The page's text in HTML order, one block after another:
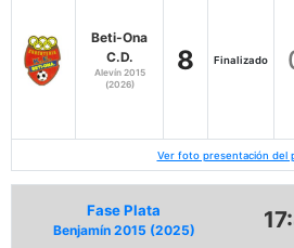
Beti-Ona
C.D.
Alevín 2015
(2026)
8 Finalizado
Ver foto presentación del
Fase Plata
Benjamín 2015 (2025)